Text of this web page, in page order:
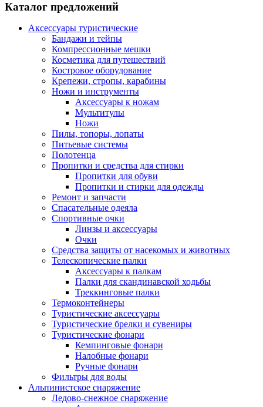
Каталог предложений
Аксессуары туристические
Бандажи и тейпы
Компрессионные мешки
Косметика для путешествий
Костровое оборудование
Крепежи, стропы, карабины
Ножи и инструменты
Аксессуары к ножам
Мультитулы
Ножи
Пилы, топоры, лопаты
Питьевые системы
Полотенца
Пропитки и средства для стирки
Пропитки для обуви
Пропитки и стирки для одежды
Ремонт и запчасти
Спасательные одеяла
Спортивные очки
Линзы и аксессуары
Очки
Средства защиты от насекомых и животных
Телескопические палки
Аксессуары к палкам
Палки для скандинавской ходьбы
Треккинговые палки
Термоконтейнеры
Туристические аксессуары
Туристические брелки и сувениры
Туристические фонари
Кемпинговые фонари
Налобные фонари
Ручные фонари
Фильтры для воды
Альпинистское снаряжение
Ледово-снежное снаряжение